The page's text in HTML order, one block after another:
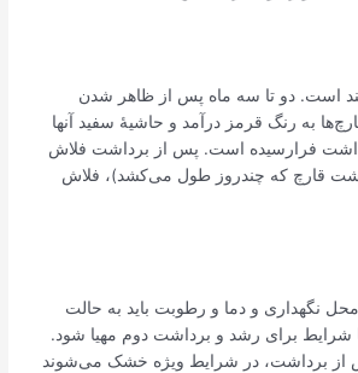
است. دو تا سه ماه پس از ظاهر شدن
به رنگ قرمز در­آمد و حاشیۀ سفید آن­ها
فرا­­رسیده است. پس از برداشت فلاش
قارچ که چند­روز طول می­‌کشد)، فلاش
نگهداری و دما و رطوبت باید به حالت
شرایط برای رشد و برداشت دوم مهیا شود.
از برداشت، در شرایط ویژه خشک می­‌شوند